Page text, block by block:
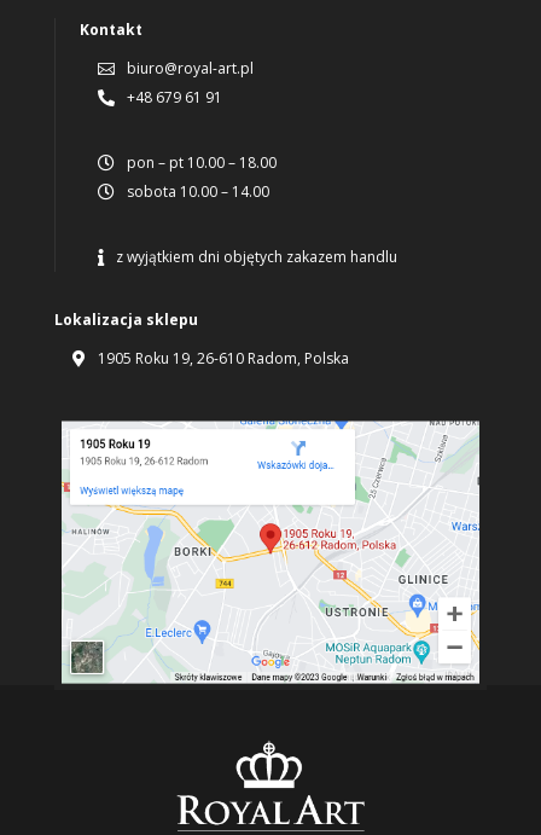
Kontakt
 biuro@royal-art.pl
 +48 679 61 91
 pon – pt 10.00 – 18.00
 sobota 10.00 – 14.00
 z wyjątkiem dni objętych zakazem handlu
Lokalizacja sklepu
 1905 Roku 19, 26-610 Radom, Polska